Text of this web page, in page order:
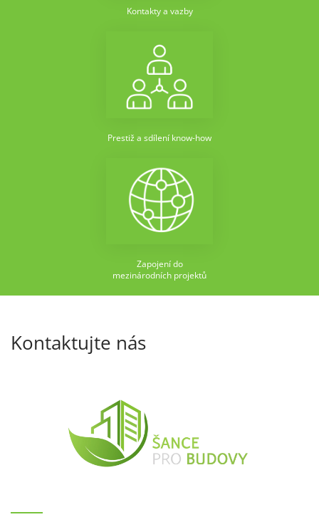
Kontakty a vazby
Prestiž a sdílení know-how
Zapojení do
mezinárodních projektů
Kontaktujte nás